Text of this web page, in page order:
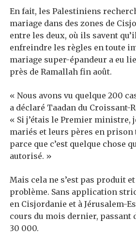
En fait, les Palestiniens
mariage dans des zones de
entre les deux, où ils savent
enfreindre les règles en toute
mariage super-épandeur a eu
près de Ramallah fin août.
« Nous avons vu quelque 200
a déclaré Taadan du Croissant-
« Si j’étais le Premier ministre,
mariés et leurs pères en prison
parce que c’est quelque chose
autorisé. »
Mais cela ne s’est pas produit
problème. Sans application
en Cisjordanie et à Jérusalem-
cours du mois dernier, passant
30 000.